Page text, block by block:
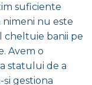
suficiente
nimeni nu este
cheltuie banii pe
Avem o
statului de a
gestiona